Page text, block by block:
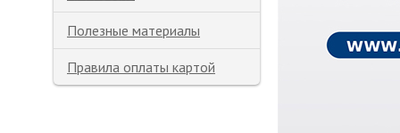
Полезные материалы
Правила оплаты картой